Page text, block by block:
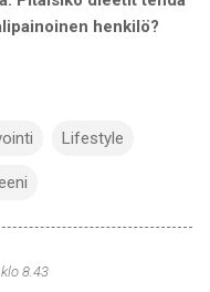
henkilö?
Lifestyle
8.43